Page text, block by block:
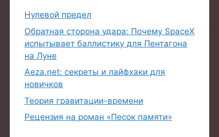
Нулевой предел
Обратная сторона удара: Почему SpaceX
испытывает баллистику для Пентагона
на Луне
Aeza.net: секреты и лайфхаки для
новичков
Теория гравитации-времени
Рецензия на роман «Песок памяти»